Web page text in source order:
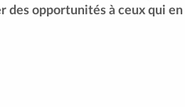
des opportunités à ceux qui en